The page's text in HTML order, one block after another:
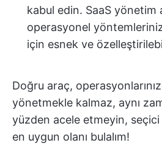
kabul edin. SaaS yönetim
operasyonel
için esnek ve
Doğru araç,
yönetmekle kalmaz, aynı
yüzden acele etmeyin,
en uygun olanı bulalım!